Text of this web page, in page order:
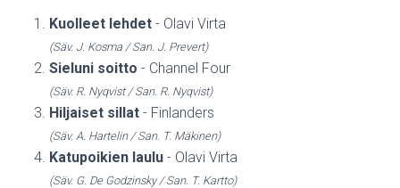
Kuolleet lehdet - Olavi Virta
(Säv. J. Kosma / San. J. Prevert)
Sieluni soitto - Channel Four
(Säv. R. Nyqvist / San. R. Nyqvist)
Hiljaiset sillat - Finlanders
(Säv. A. Hartelin / San. T. Mäkinen)
Katupoikien laulu - Olavi Virta
(Säv. G. De Godzinsky / San. T. Kartto)